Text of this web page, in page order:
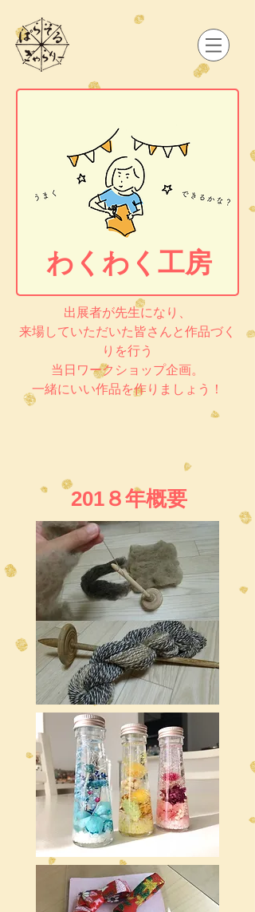
わくわく工房
出展者が先生になり、
来場していただいた皆さんと作品づく
りを行う
当日ワークショップ企画。
​一緒にいい作品を作りましょう！
201８年概要